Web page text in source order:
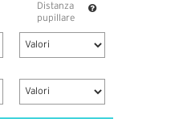
Distanza
pupillare